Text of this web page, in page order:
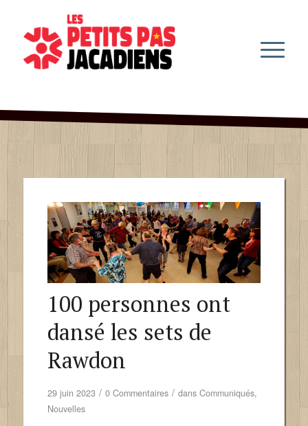
100 personnes ont
dansé les sets de
Rawdon
29 juin 2023 / 0 Commentaires / dans Communiqués,
Nouvelles